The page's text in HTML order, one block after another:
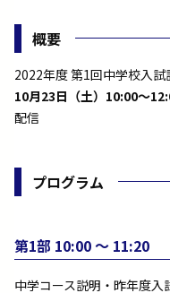
概要
2022年度 第1回中学校入試
10月23日（土）10:00〜
配信
プログラム
第1部 10:00 〜 11:20
中学コース説明・昨年度